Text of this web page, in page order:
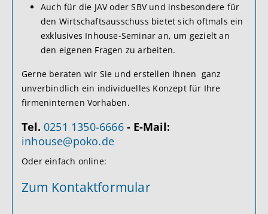
Auch für die JAV oder SBV und insbesondere für
den Wirtschaftsausschuss bietet sich oftmals ein
exklusives Inhouse-Seminar an, um gezielt an
den eigenen Fragen zu arbeiten.
Gerne beraten wir Sie und erstellen Ihnen ganz
unverbindlich ein individuelles Konzept für Ihre
firmeninternen Vorhaben.
Tel. 0251 1350-6666 - E-Mail:
inhouse@poko.de
Oder einfach online:
Zum Kontaktformular